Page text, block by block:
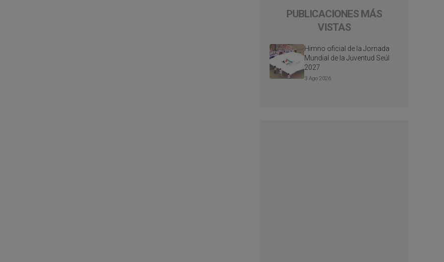
PUBLICACIONES MÁS
VISTAS
Himno oficial de la Jornada
Mundial de la Juventud Seúl
2027
3 Ago 2026